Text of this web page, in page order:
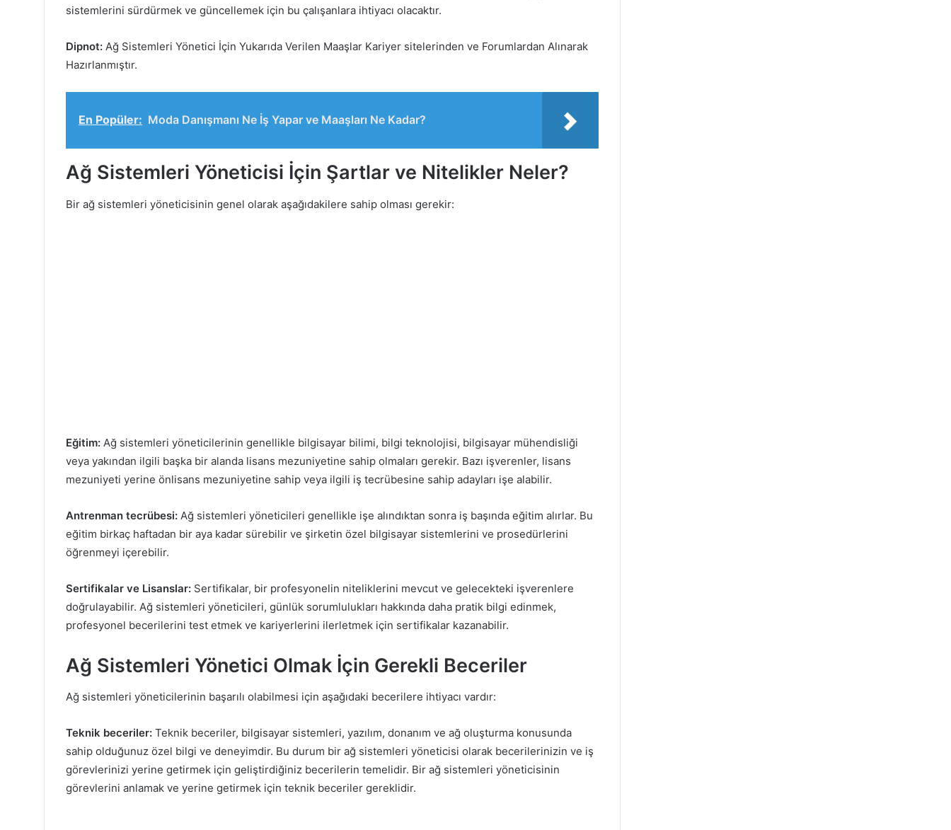
sistemlerini sürdürmek ve güncellemek için bu çalışanlara ihtiyacı olacaktır.
Dipnot: Ağ Sistemleri Yönetici İçin Yukarıda Verilen Maaşlar Kariyer sitelerinden ve Forumlardan Alınarak
Hazırlanmıştır.
En Popüler: Moda Danışmanı Ne İş Yapar ve Maaşları Ne Kadar?
Ağ Sistemleri Yöneticisi İçin Şartlar ve Nitelikler Neler?
Bir ağ sistemleri yöneticisinin genel olarak aşağıdakilere sahip olması gerekir:
Eğitim: Ağ sistemleri yöneticilerinin genellikle bilgisayar bilimi, bilgi teknolojisi, bilgisayar mühendisliği
veya yakından ilgili başka bir alanda lisans mezuniyetine sahip olmaları gerekir. Bazı işverenler, lisans
mezuniyeti yerine önlisans mezuniyetine sahip veya ilgili iş tecrübesine sahip adayları işe alabilir.
Antrenman tecrübesi: Ağ sistemleri yöneticileri genellikle işe alındıktan sonra iş başında eğitim alırlar. Bu
eğitim birkaç haftadan bir aya kadar sürebilir ve şirketin özel bilgisayar sistemlerini ve prosedürlerini
öğrenmeyi içerebilir.
Sertifikalar ve Lisanslar: Sertifikalar, bir profesyonelin niteliklerini mevcut ve gelecekteki işverenlere
doğrulayabilir. Ağ sistemleri yöneticileri, günlük sorumlulukları hakkında daha pratik bilgi edinmek,
profesyonel becerilerini test etmek ve kariyerlerini ilerletmek için sertifikalar kazanabilir.
Ağ Sistemleri Yönetici Olmak İçin Gerekli Beceriler
Ağ sistemleri yöneticilerinin başarılı olabilmesi için aşağıdaki becerilere ihtiyacı vardır:
Teknik beceriler: Teknik beceriler, bilgisayar sistemleri, yazılım, donanım ve ağ oluşturma konusunda
sahip olduğunuz özel bilgi ve deneyimdir. Bu durum bir ağ sistemleri yöneticisi olarak becerilerinizin ve iş
görevlerinizi yerine getirmek için geliştirdiğiniz becerilerin temelidir. Bir ağ sistemleri yöneticisinin
görevlerini anlamak ve yerine getirmek için teknik beceriler gereklidir.